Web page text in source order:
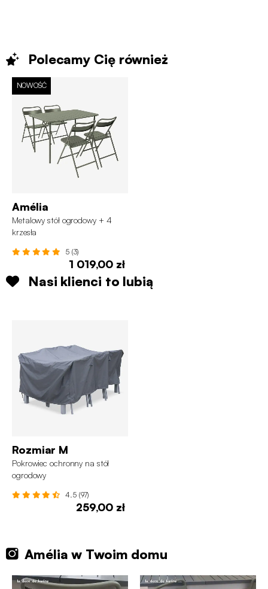
Polecamy Cię również
NOWOŚĆ
Amélia
Metalowy stół ogrodowy + 4
krzesła
5 (3)
1 019,00 zł
Nasi klienci to lubią
Rozmiar M
Pokrowiec ochronny na stół
ogrodowy
4.5 (97)
259,00 zł
Amélia w Twoim domu